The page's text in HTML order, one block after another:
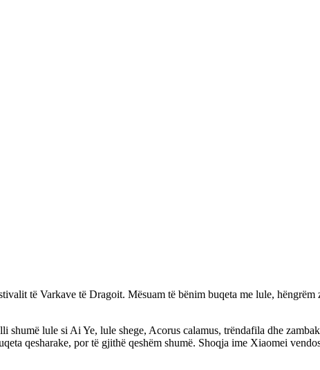
të Varkave të Dragoit. Mësuam të bënim buqeta me lule,
lule si Ai Ye, lule shege, Acorus calamus, trëndafila dhe
qesharake, por të gjithë qeshëm shumë. Shoqja ime Xiaomei